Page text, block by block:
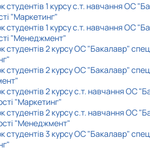
студентів 1 курсу с.т. навчання ОС
"Маркетинг"
студентів 1 курсу с.т. навчання ОС
"Менеджмент"
студентів 2 курсу ОС "Бакалавр"
студентів 2 курсу ОС "Бакалавр"
студентів 2 курсу с.т. навчання ОС
"Маркетинг"
студентів 2 курсу с.т. навчання ОС
"Менеджмент"
студентів 3 курсу ОС "Бакалавр"